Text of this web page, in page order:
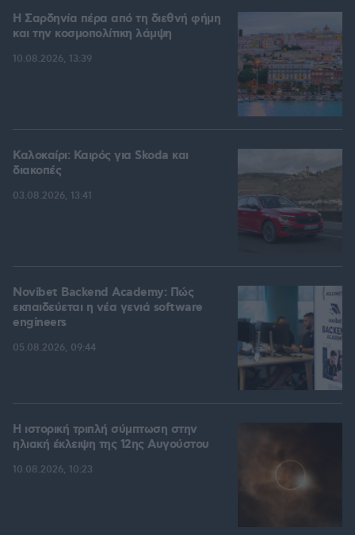
Η Σαρδηνία πέρα από τη διεθνή φήμη
και την κοσμοπολίτικη λάμψη
10.08.2026, 13:39
Καλοκαίρι: Καιρός για Skoda και
διακοπές
03.08.2026, 13:41
Novibet Backend Academy: Πώς
εκπαιδεύεται η νέα γενιά software
engineers
05.08.2026, 09:44
Η ιστορική τριπλή σύμπτωση στην
ηλιακή έκλειψη της 12ης Αυγούστου
10.08.2026, 10:23